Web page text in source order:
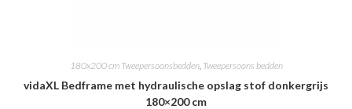
180x200 cm Tweepersoonsbedden, Tweepersoons bedden
vidaXL Bedframe met hydraulische opslag stof donkergrijs
180×200 cm